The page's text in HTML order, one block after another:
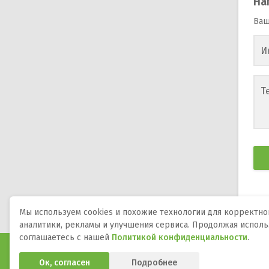
Программы и игры для телефона, планшета и ТВ на
Мы используем cookies и похожие технологии для
аналитики, рекламы и улучшения сервиса. Продолжая
соглашаетесь с нашей Политикой конфиденциальности.
Ок, согласен Подробнее